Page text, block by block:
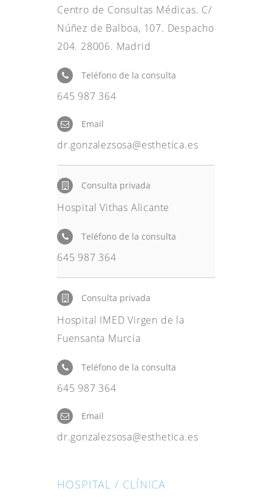
Centro de Consultas Médicas. C/
Núñez de Balboa, 107. Despacho
204. 28006. Madrid
Teléfono de la consulta
645 987 364
Email
dr.gonzalezsosa@esthetica.es
Consulta privada
Hospital Vithas Alicante
Teléfono de la consulta
645 987 364
Consulta privada
Hospital IMED Virgen de la
Fuensanta Murcia
Teléfono de la consulta
645 987 364
Email
dr.gonzalezsosa@esthetica.es
HOSPITAL / CLÍNICA